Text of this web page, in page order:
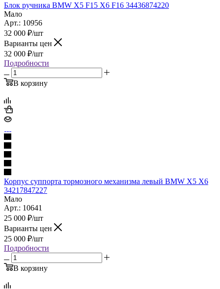
Блок ручника BMW X5 F15 X6 F16 34436874220
Мало
Арт.: 10956
32 000 ₽/шт
Варианты цен
32 000 ₽/шт
Подробности
В корзину
Корпус суппорта тормозного механизма левый BMW X5 X6
34217847227
Мало
Арт.: 10641
25 000 ₽/шт
Варианты цен
25 000 ₽/шт
Подробности
В корзину